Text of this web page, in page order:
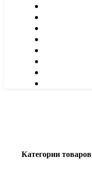
Категории товаров